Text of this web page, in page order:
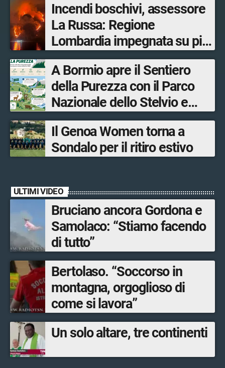
Incendi boschivi, assessore
La Russa: Regione
Lombardia impegnata su più
fronti, 48 volontari coinvolti
tra le province di Lecco,
Sondrio, Milano e Como
A Bormio apre il Sentiero
della Purezza con il Parco
Nazionale dello Stelvio e
Bormio Tourism
Il Genoa Women torna a
Sondalo per il ritiro estivo
ULTIMI VIDEO
Bruciano ancora Gordona e
Samolaco: “Stiamo facendo
di tutto”
Bertolaso. “Soccorso in
montagna, orgoglioso di
come si lavora”
Un solo altare, tre continenti